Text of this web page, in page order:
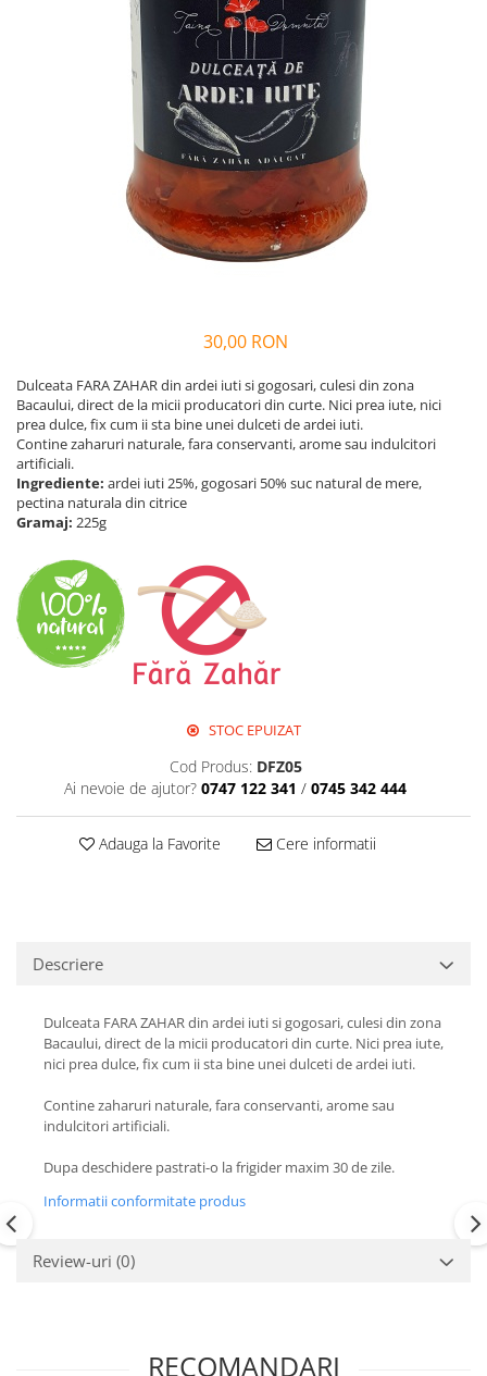
Fructe si legume deshidratate
Ciuperci si Trufe
Sare romaneasca
Creme naturale
Remedii naturiste
Ceaiuri medicinale
Tincturi si siropuri
Perne de Sare
30,00 RON
Dulceata FARA ZAHAR din ardei iuti si gogosari, culesi din zona
Bacaului, direct de la micii producatori din curte. Nici prea iute, nici
prea dulce, fix cum ii sta bine unei dulceti de ardei iuti.
Contine zaharuri naturale, fara conservanti, arome sau indulcitori
artificiali.
Ingrediente: ardei iuti 25%, gogosari 50% suc natural de mere,
pectina naturala din citrice
Gramaj: 225g
STOC EPUIZAT
Cod Produs: DFZ05
Ai nevoie de ajutor? 0747 122 341 / 0745 342 444
Adauga la Favorite Cere informatii
Descriere
Dulceata FARA ZAHAR din ardei iuti si gogosari, culesi din zona
Bacaului, direct de la micii producatori din curte. Nici prea iute,
nici prea dulce, fix cum ii sta bine unei dulceti de ardei iuti.
Contine zaharuri naturale, fara conservanti, arome sau
indulcitori artificiali.
Dupa deschidere pastrati-o la frigider maxim 30 de zile.
Informatii conformitate produs
Review-uri (0)
RECOMANDARI